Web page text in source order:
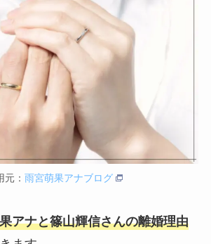
元： 雨宮萌果アナブログ
アナと篠山輝信さんの離婚理由